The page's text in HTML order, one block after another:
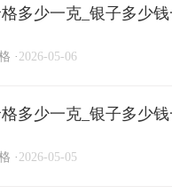
格多少一克_银子多少
· 2026-05-06
格多少一克_银子多少
· 2026-05-05